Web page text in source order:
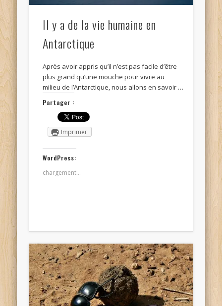
Il y a de la vie humaine en
Antarctique
Après avoir appris qu’il n’est pas facile d’être
plus grand qu’une mouche pour vivre au
milieu de l’Antarctique, nous allons en savoir …
Partager :
Imprimer
WordPress:
chargement…